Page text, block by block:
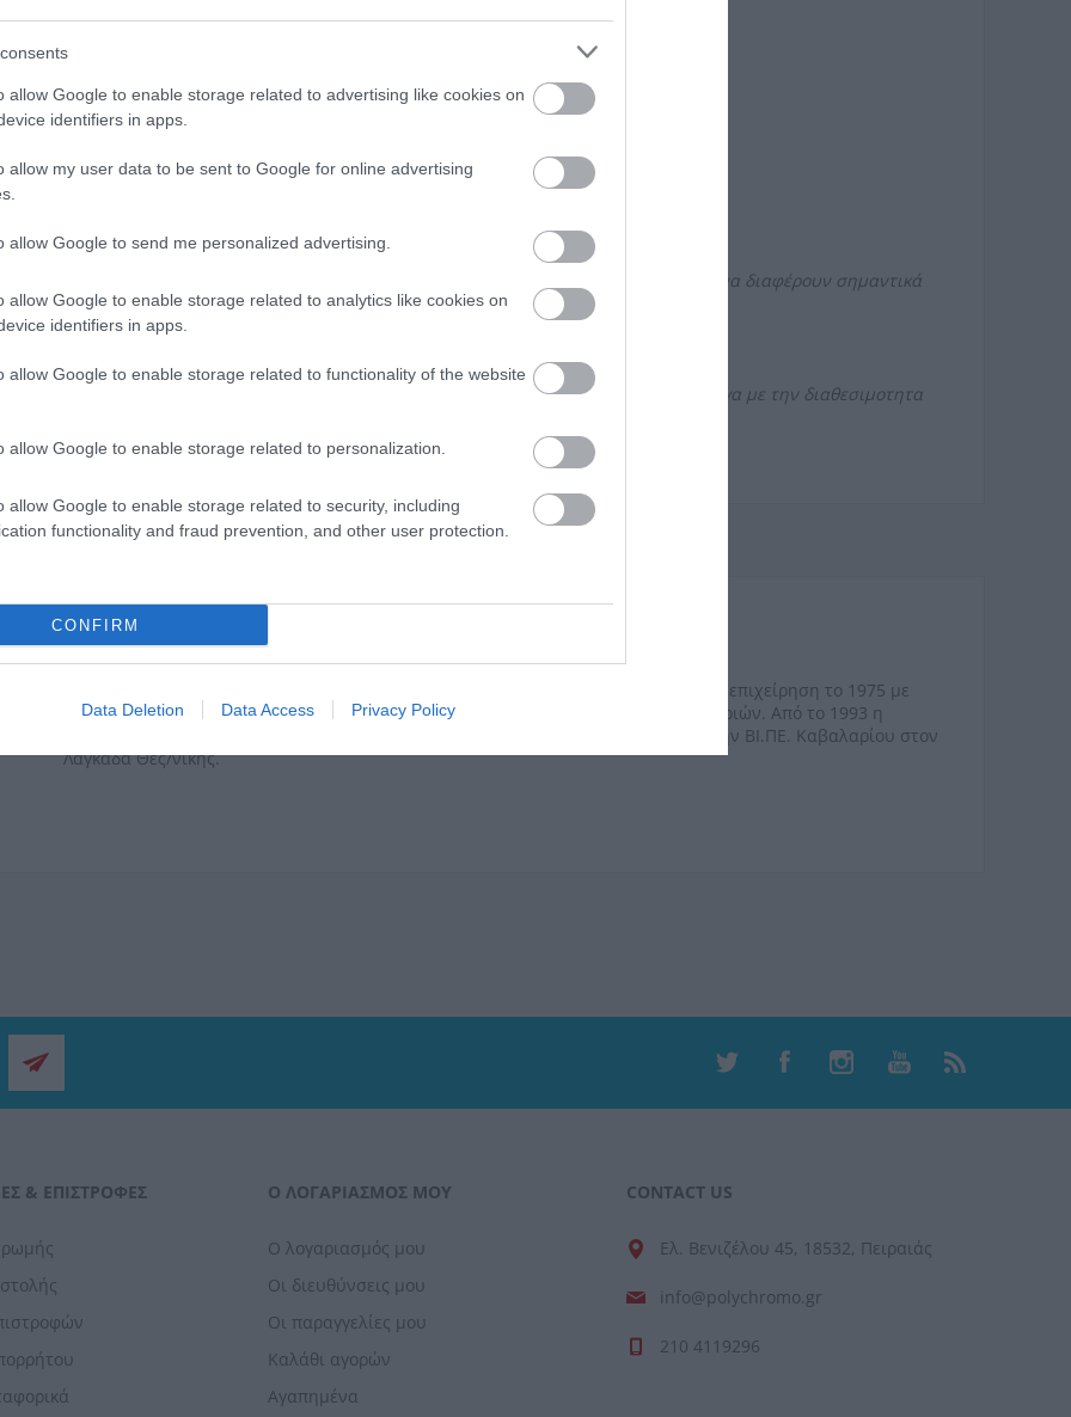
allow Google to enable storage related to advertising like cookies on
identifiers in apps.
allow my user data to be sent to Google for online advertising
allow Google to send me personalized advertising.
allow Google to enable storage related to analytics like cookies on
identifiers in apps.
allow Google to enable storage related to functionality of the website
allow Google to enable storage related to personalization.
allow Google to enable storage related to security, including
functionality and fraud prevention, and other user protection.
CONFIRM
Data Deletion Data Access Privacy Policy
η κοπή γίνεται σε τυχαίο σηµείο και το τελικό σχέδιο και οι αναλογίες αυτού ενδέχεται να διαφέρουν σημαντικά
χαλιού.
αποκλιση στο χρωμα του προιοντος απο αυτο της φωτογραφιας!
της μοκετας ενδεχεται να ειναι διαφορετικο απο αυτο της φωτογραφιας αναλογα με την διαθεσιμοτητα
ξεκίνησε την πορεία της ως ατομική επιχείρηση το 1975 με
αντικείμενο την εισαγωγή και εμπορία πλαστικών δαπέδων, μοκετών και ταπετσαριών. Από το 1993 η
2 στην ΒΙ.ΠΕ. Καβαλαρίου στον
Λαγκαδά Θες/νίκης.
& ΕΠΙΣΤΡΟΦΈΣ Ο ΛΟΓΑΡΙΑΣΜΌΣ ΜΟΥ
Ο λογαριασμός μου
Οι διευθύνσεις μου
Οι παραγγελίες μου
Καλάθι αγορών
Αγαπημένα
CONTACT US
Ελ. Βενιζέλου 45, 18532, Πειραιάς
info@polychromo.gr
210 4119296